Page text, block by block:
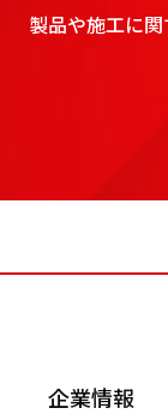
製品や施工に
企業情報